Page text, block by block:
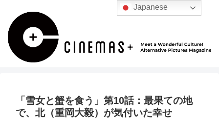
「雪女と蟹を食う」第10話：最果ての地
で、北（重岡大毅）が気付いた幸せ
Japanese